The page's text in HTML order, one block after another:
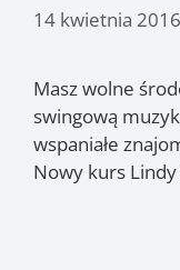
14 kwietnia 2016
Masz wolne
swingową
wspaniałe
Nowy kurs Lindy